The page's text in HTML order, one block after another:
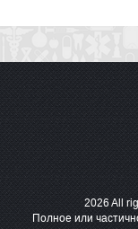
2026 All
Полное или